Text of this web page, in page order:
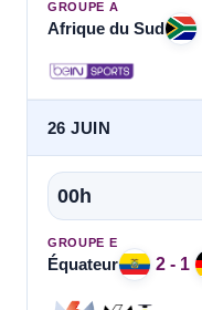
GROUPE A
Afrique du Sud
26 JUIN
00h
GROUPE E
Équateur 2 - 1